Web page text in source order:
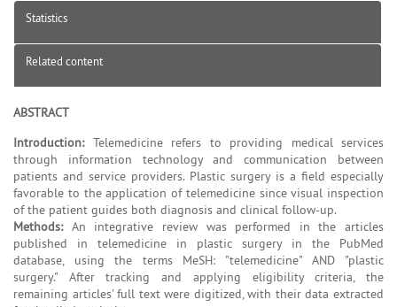
Statistics
Related content
ABSTRACT
Introduction:Telemedicine refers to providing medical services
through information technology and communication between
patients and service providers. Plastic surgery is a field especially
favorable to the application of telemedicine since visual inspection
of the patient guides both diagnosis and clinical follow-up.
Methods:An integrative review was performed in the articles
published in telemedicine in plastic surgery in the PubMed
database, using the terms MeSH: "telemedicine" AND "plastic
surgery." After tracking and applying eligibility criteria, the
remaining articles' full text were digitized, with their data extracted